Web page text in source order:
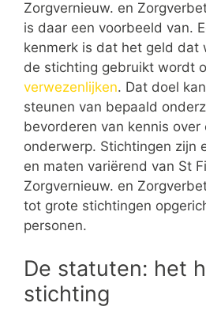
Zorgvernieuw. en
is daar een voorbeeld van.
kenmerk is dat het geld dat
de stichting gebruikt wordt
verwezenlijken. Dat doel
steunen van bepaald
bevorderen van kennis over
onderwerp. Stichtingen zijn
en maten variërend van St
Zorgvernieuw. en
tot grote stichtingen
personen.
De statuten: het
stichting